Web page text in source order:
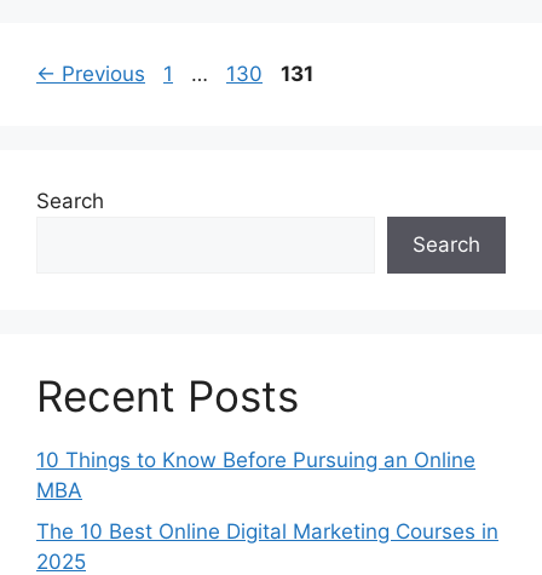
← Previous Page
1 … Page
130 Page
131
Search
Search
Recent Posts
10 Things to Know Before Pursuing an Online
MBA
The 10 Best Online Digital Marketing Courses in
2025